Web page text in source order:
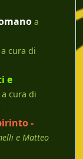
a
a cura di
e
a cura di
-
e Matteo